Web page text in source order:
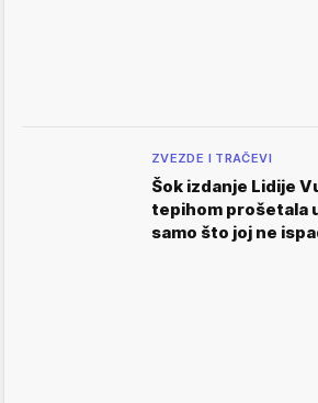
ZVEZDE I TRAČEVI
Šok izdanje Lidije
tepihom prošetala
samo što joj ne